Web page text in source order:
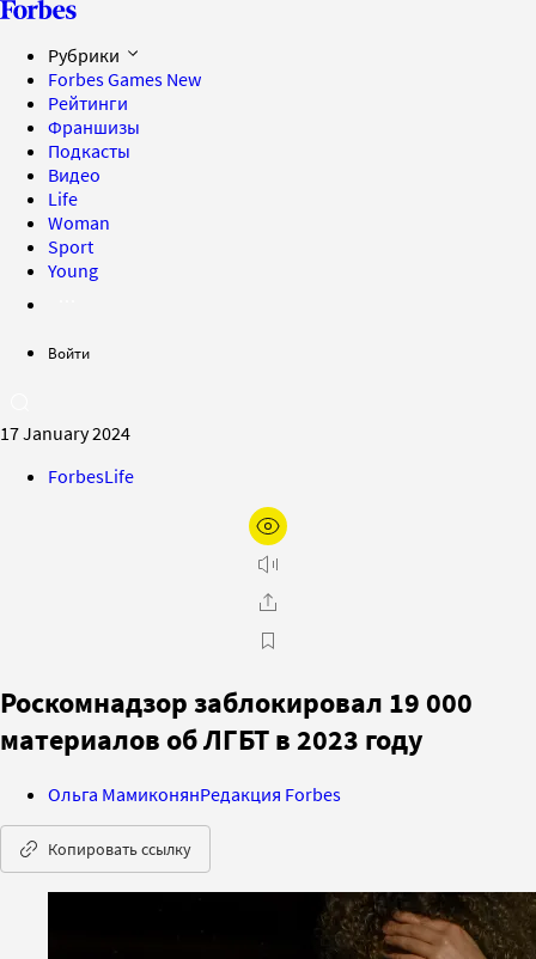
Рубрики
Forbes Games New
Рейтинги
Франшизы
Подкасты
Видео
Life
Woman
Sport
Young
Войти
17 January 2024
ForbesLife
Роскомнадзор заблокировал 19 000
материалов об ЛГБТ в 2023 году
Ольга МамиконянРедакция Forbes
Копировать ссылку